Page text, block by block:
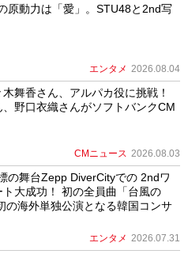
原動力は「愛」。STU48と2nd写
エンタメ 2026.08.04
舞香さん、アルパカ役に挑戦！
野口衣織さんがソフトバンクCM
CMニュース 2026.08.03
の舞台Zepp DiverCityでの 2ndワ
ト大成功！ 初の全員曲「台風の
の海外単独公演となる韓国コンサ
エンタメ 2026.07.31